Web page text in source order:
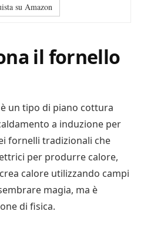
su Amazon
il fornello
un tipo di piano cottura
a induzione per
fornelli tradizionali che
per produrre calore,
calore utilizzando campi
magia, ma è
di fisica.